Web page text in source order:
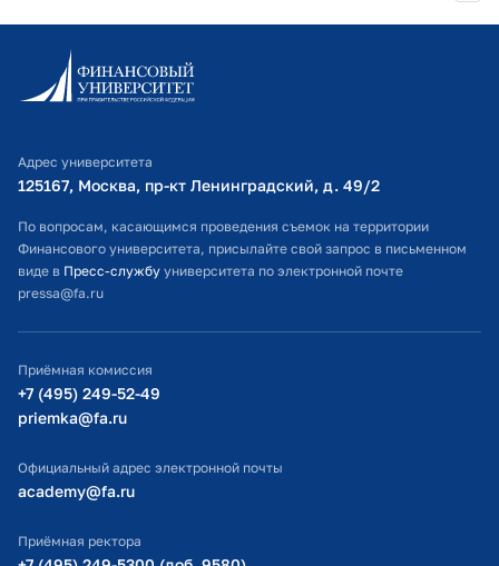
Информационно-образовательный портал
Личный кабинет поступающего
Оплата обучения
Расписание занятий
Студенческий офис
Официальный адрес электронной почты
Министерство просвещения РФ
Министерство науки и высшего образования РФ
Адрес университета
125167, Москва, пр-кт Ленинградский, д. 49/2​
По вопросам, касающимся проведения съемок на территории
Финансового университета, присылайте свой запрос в письменном
виде в Пресс-службу университета по электронной почте
pressa@fa.ru
Приёмная комиссия
+7 (495) 249-52-49
priemka@fa.ru
Официальный адрес электронной почты
academy@fa.ru
Приёмная ректора